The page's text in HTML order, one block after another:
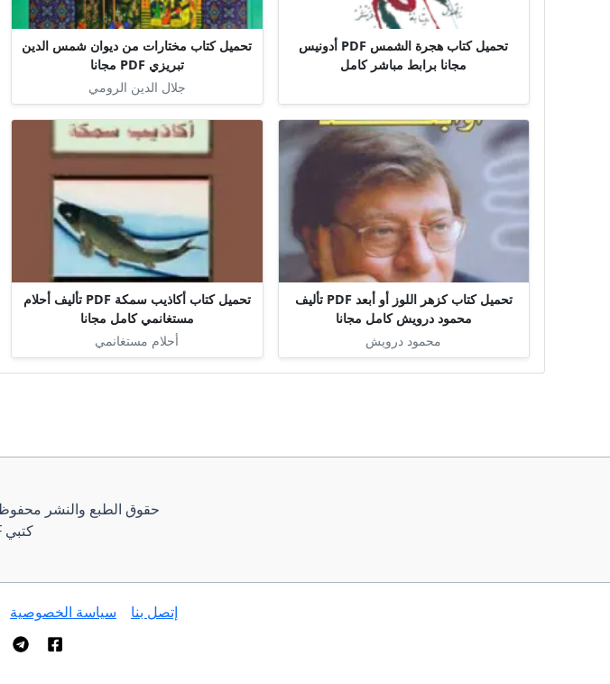
تحميل كتاب هجرة الشمس PDF أدونيس
مجانا برابط مباشر كامل
تحميل كتاب مختارات من ديوان شمس الدين
تبريزي PDF مجانا
جلال الدين الرومي
تحميل كتاب كزهر اللوز أو أبعد PDF تأليف
محمود درويش كامل مجانا
محمود درويش
تحميل كتاب أكاذيب سمكة PDF تأليف أحلام
مستغانمي كامل مجانا
أحلام مستغانمي
كتبي PDF
إتصل بنا سياسة الخصوصية